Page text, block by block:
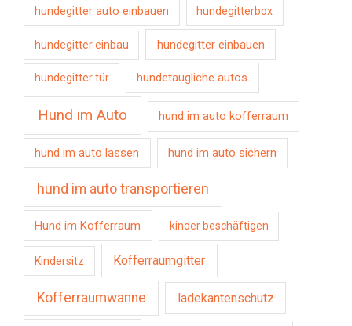
hundegitter auto einbauen hundegitterbox
hundegitter einbau hundegitter einbauen
hundegitter tür hundetaugliche autos
Hund im Auto hund im auto kofferraum
hund im auto lassen hund im auto sichern
hund im auto transportieren
Hund im Kofferraum kinder beschäftigen
Kindersitz Kofferraumgitter
Kofferraumwanne ladekantenschutz